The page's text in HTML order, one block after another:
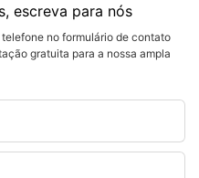
escreva para nós
no formulário de contato
gratuita para a nossa ampla